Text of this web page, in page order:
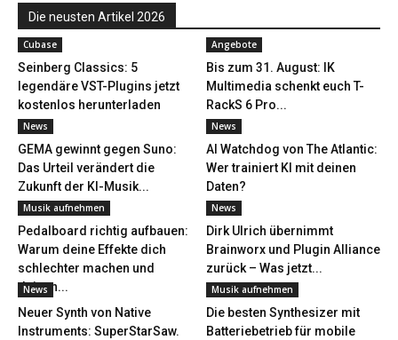
Die neusten Artikel 2026
Cubase
Seinberg Classics: 5
legendäre VST-Plugins jetzt
kostenlos herunterladen
Angebote
Bis zum 31. August: IK
Multimedia schenkt euch T-
RackS 6 Pro...
News
GEMA gewinnt gegen Suno:
Das Urteil verändert die
Zukunft der KI-Musik...
News
AI Watchdog von The Atlantic:
Wer trainiert KI mit deinen
Daten?
Musik aufnehmen
Pedalboard richtig aufbauen:
Warum deine Effekte dich
schlechter machen und
deinen...
News
Dirk Ulrich übernimmt
Brainworx und Plugin Alliance
zurück – Was jetzt...
News
Neuer Synth von Native
Instruments: SuperStarSaw.
Musik aufnehmen
Die besten Synthesizer mit
Batteriebetrieb für mobile